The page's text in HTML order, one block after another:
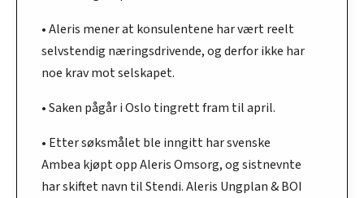
• Aleris mener at konsulentene har vært reelt
selvstendig næringsdrivende, og derfor ikke har
noe krav mot selskapet.
• Saken pågår i Oslo tingrett fram til april.
• Etter søksmålet ble inngitt har svenske
Ambea kjøpt opp Aleris Omsorg, og sistnevnte
har skiftet navn til Stendi. Aleris Ungplan & BOI